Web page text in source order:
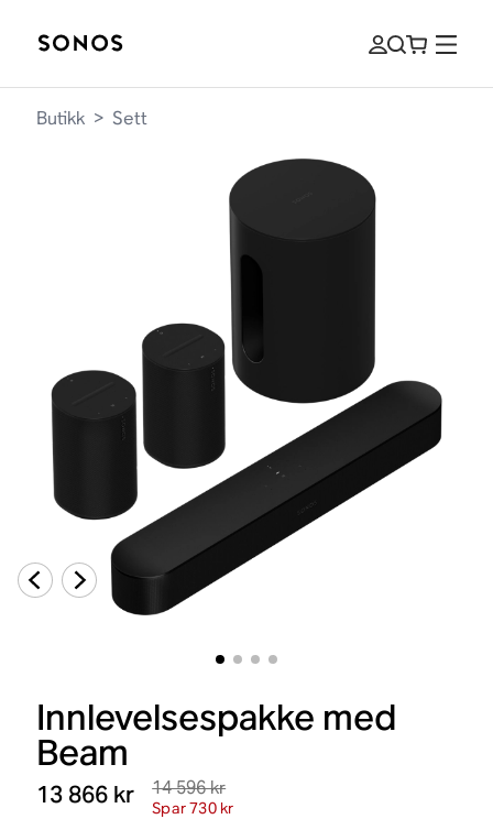
Butikk > Sett
Innlevelsespakke med
Beam
13 866 kr 14 596 kr
Spar 730 kr